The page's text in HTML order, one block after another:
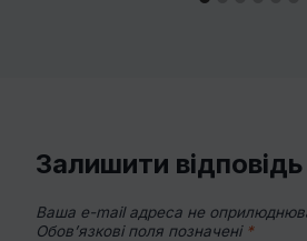
Залишити відповідь
Ваша e-mail адреса не
Обов’язкові поля позначені *